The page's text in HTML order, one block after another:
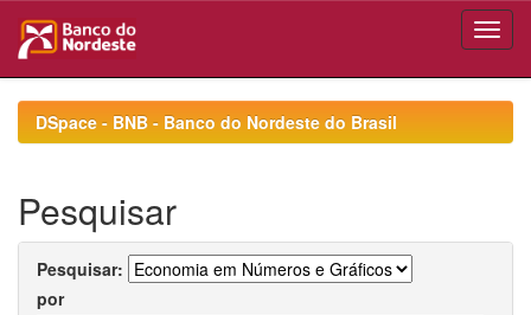
navigationDSpace - BNB - Banco do Nordeste do Brasil
Pesquisar
Pesquisar:
por